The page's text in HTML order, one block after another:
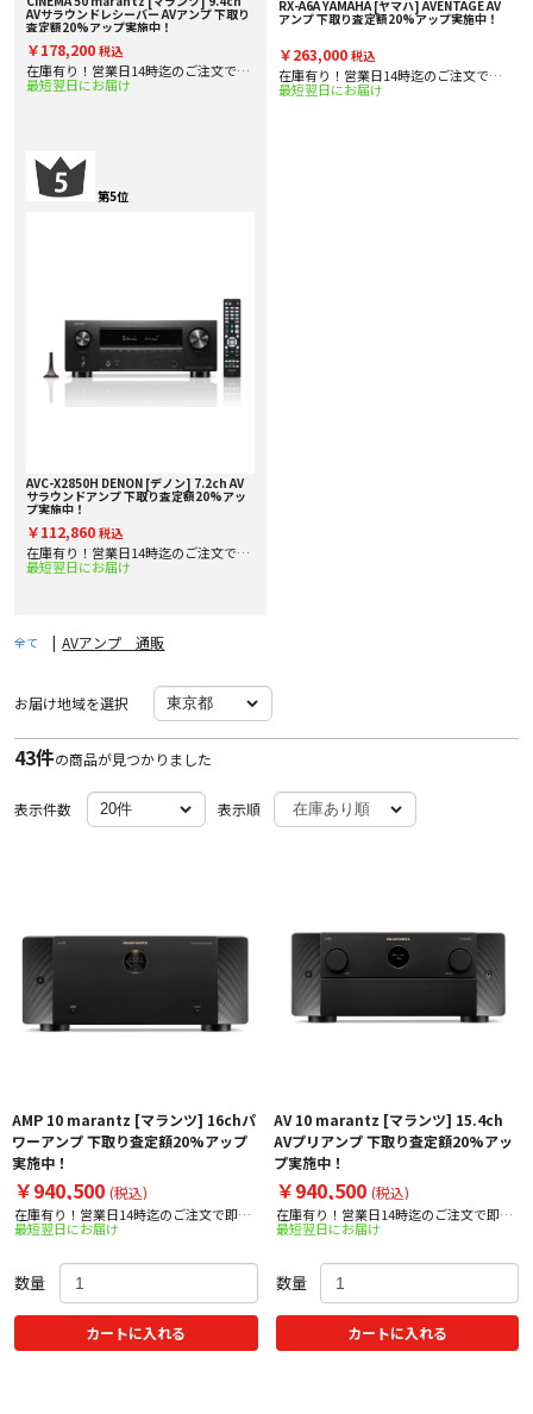
AVサラウンドレシーバー AVアンプ 下取り
査定額20%アップ実施中！
￥178,200 税込
在庫有り！営業日14時迄のご注文で即
日出
最短翌日にお届け
RX-A6A YAMAHA [ヤマハ] AVENTAGE AV
アンプ 下取り査定額20%アップ実施中！
￥263,000 税込
在庫有り！営業日14時迄のご注文で即
日出
最短翌日にお届け
第5位
AVC-X2850H DENON [デノン] 7.2ch AV
サラウンドアンプ 下取り査定額20%アッ
プ実施中！
￥112,860 税込
在庫有り！営業日14時迄のご注文で即
日出
最短翌日にお届け
全て | AVアンプ 通販
お届け地域を選択
43件の商品が見つかりました
表示件数 表示順
AMP 10 marantz [マランツ] 16chパ
ワーアンプ 下取り査定額20%アップ
実施中！
￥940,500 (税込)
在庫有り！営業日14時迄のご注文で即日
出荷！
最短翌日にお届け
数量
カートに入れる
AV 10 marantz [マランツ] 15.4ch
AVプリアンプ 下取り査定額20%アッ
プ実施中！
￥940,500 (税込)
在庫有り！営業日14時迄のご注文で即日
出荷！
最短翌日にお届け
数量
カートに入れる